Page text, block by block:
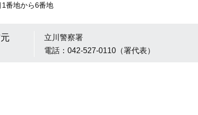
番地から6番地
立川警察署
電話：042-527-0110（署代表）